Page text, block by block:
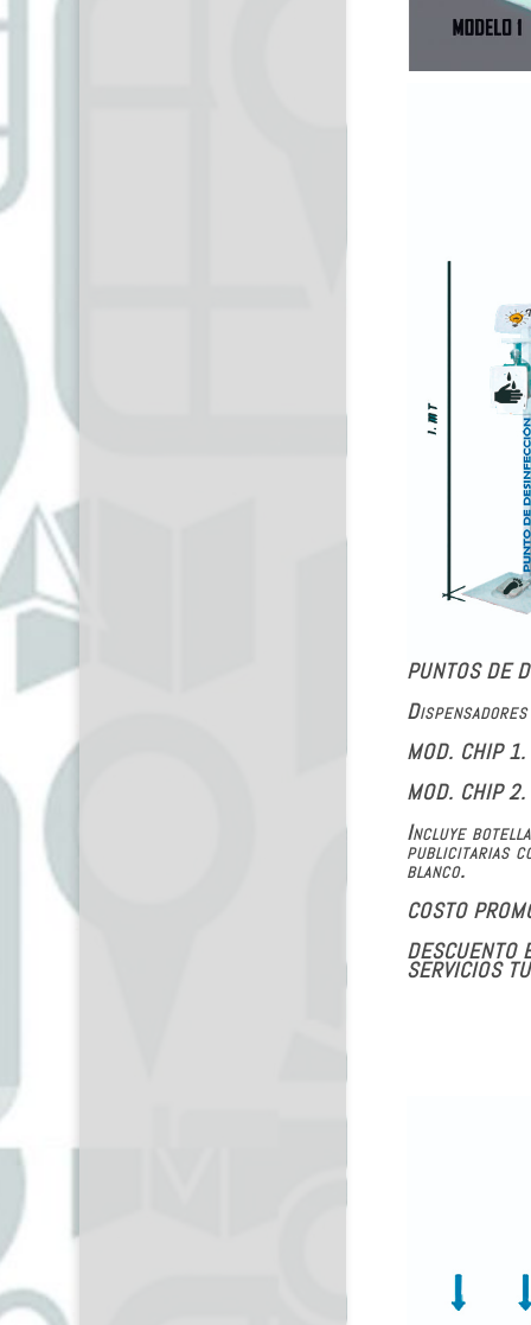
PUNTOS DE
MOD. CHIP
MOD. CHIP
Incluye
publicitarias
blanco.
COSTO
DESCUENTO
SERVICIOS